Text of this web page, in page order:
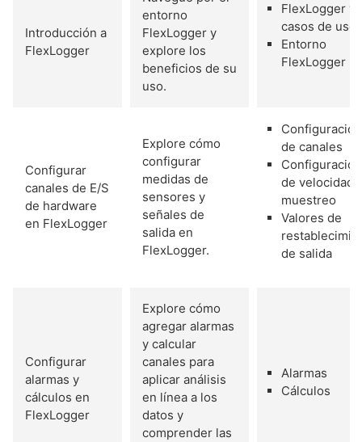
Introducción a
FlexLogger
entorno
FlexLogger y
explore los
beneficios de su
uso.
FlexLogger y
casos de uso
Entorno
FlexLogger
Configurar
canales de E/S
de hardware
en FlexLogger
Explore cómo
configurar
medidas de
sensores y
señales de
salida en
FlexLogger.
Configuración
de canales
Configuración
de velocidad
muestreo
Valores de
de salida
Configurar
alarmas y
cálculos en
FlexLogger
Explore cómo
agregar alarmas
y calcular
canales para
aplicar análisis
en línea a los
datos y
comprender las
Alarmas
Cálculos